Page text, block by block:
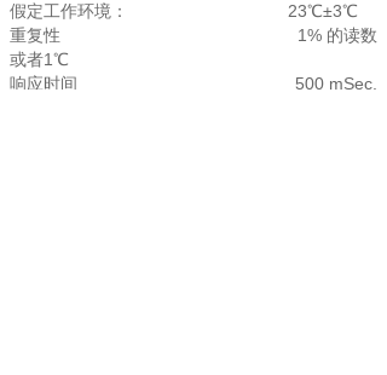
假定工作环境： 23℃±3℃
重复性 1% 的读数
或者1℃
响应时间 500 mSec,